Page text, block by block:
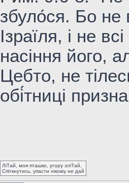
збуло́ся. Бо не
Ізраїля, і не
насіння його,
Цебто, не
обі́тниці
ЛіТай, моя пташко, угору зліТай,
Спіткнутись, упасти нікому не дай